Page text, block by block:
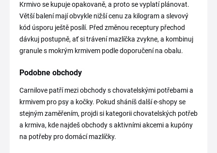
Krmivo se kupuje opakovaně, a proto se vyplatí plánovat.
Větší balení mají obvykle nižší cenu za kilogram a slevový
kód úsporu ještě posílí. Před změnou receptury přechod
dávkuj postupně, ať si trávení mazlíčka zvykne, a kombinuj
granule s mokrým krmivem podle doporučení na obalu.
Podobne obchody
Carnilove patří mezi obchody s chovatelskými potřebami a
krmivem pro psy a kočky. Pokud sháníš další e-shopy se
stejným zaměřením, projdi si kategorii chovatelských potřeb
a krmiva, kde najdeš obchody s aktivními akcemi a kupóny
na potřeby pro domácí mazlíčky.